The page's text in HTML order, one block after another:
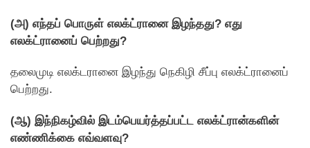
(அ) எந்தப் பொருள் எலக்ட்ரானை இழந்தது? எது
எலக்ட்ரானைப் பெற்றது?
தலைமுடி எலக்டரானை இழந்து நெகிழி சீப்பு எலக்ட்ரானைப்
பெற்றது.
(ஆ) இந்நிகழ்வில் இடம்பெயர்த்தப்பட்ட எலக்ட்ரான்களின்
எண்ணிக்கை எவ்வளவு?